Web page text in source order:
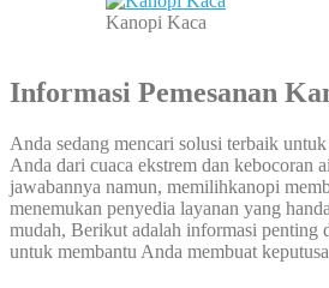
Kanopi Kaca
Informasi Pemesanan
Anda sedang mencari solusi terbaik
Anda dari cuaca ekstrem dan kebocoran
jawabannya namun, memilihkanopi
menemukan penyedia layanan yang
mudah, Berikut adalah informasi penting
untuk membantu Anda membuat